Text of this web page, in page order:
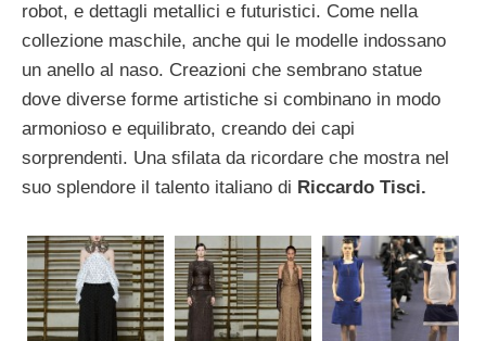
robot, e dettagli metallici e futuristici. Come nella
collezione maschile, anche qui le modelle indossano
un anello al naso. Creazioni che sembrano statue
dove diverse forme artistiche si combinano in modo
armonioso e equilibrato, creando dei capi
sorprendenti. Una sfilata da ricordare che mostra nel
suo splendore il talento italiano di Riccardo Tisci.